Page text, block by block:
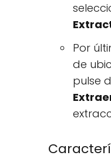
Por
de
pulse